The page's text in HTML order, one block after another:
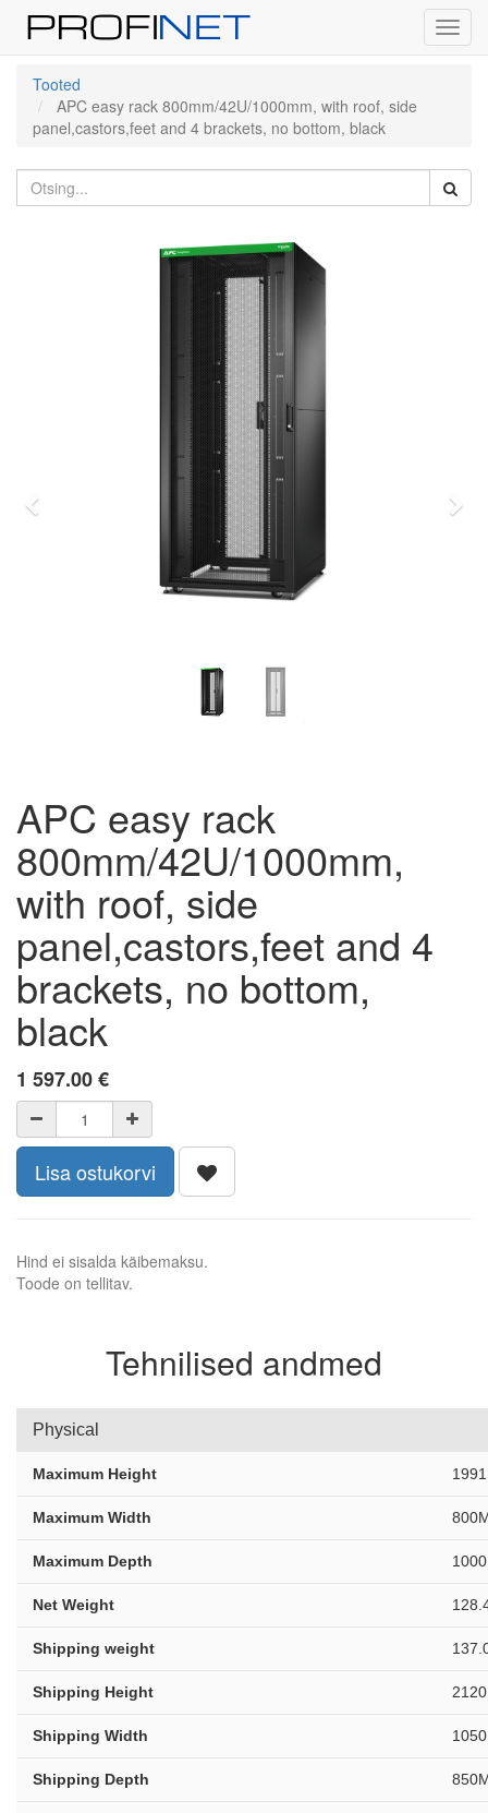
Tooted
APC easy rack 800mm/42U/1000mm, with roof, side
panel,castors,feet and 4 brackets, no bottom, black
APC easy rack
800mm/42U/1000mm,
with roof, side
panel,castors,feet and 4
brackets, no bottom,
black
1 597.00€
Lisa ostukorvi
Hind ei sisalda käibemaksu.
Toode on tellitav.
Tehnilised andmed
Physical
Maximum Height
Maximum Width
Maximum Depth
Net Weight
Shipping weight
Shipping Height
Shipping Width
Shipping Depth